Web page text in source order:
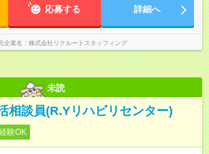
応募する 詳細へ
企業名 株式会社リクルートスタッフィング
未読
相談員(R.Yリハビリセンター)
験OK